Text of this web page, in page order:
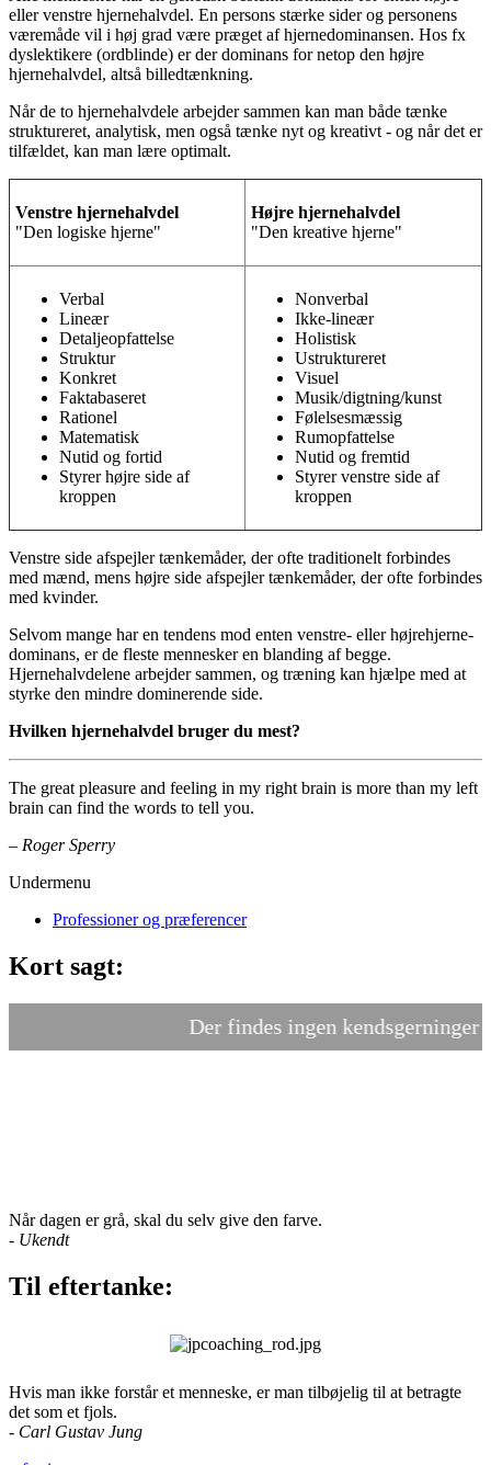
eller venstre hjernehalvdel. En persons stærke sider og personens
væremåde vil i høj grad være præget af hjernedominansen. Hos fx
dyslektikere (ordblinde) er der dominans for netop den højre
hjernehalvdel, altså billedtænkning.
Når de to hjernehalvdele arbejder sammen kan man både tænke
struktureret, analytisk, men også tænke nyt og kreativt - og når det er
tilfældet, kan man lære optimalt.
Venstre hjernehalvdel
"Den logiske hjerne"
Højre hjernehalvdel
"Den kreative hjerne"
Verbal
Lineær
Detaljeopfattelse
Struktur
Konkret
Faktabaseret
Rationel
Matematisk
Nutid og fortid
Styrer højre side af
kroppen
Nonverbal
Ikke-lineær
Holistisk
Ustruktureret
Visuel
Musik/digtning/kunst
Følelsesmæssig
Rumopfattelse
Nutid og fremtid
Styrer venstre side af
kroppen
Venstre side afspejler tænkemåder, der ofte traditionelt forbindes
med mænd, mens højre side afspejler tænkemåder, der ofte forbindes
med kvinder.
Selvom mange har en tendens mod enten venstre- eller højrehjerne-
dominans, er de fleste mennesker en blanding af begge.
Hjernehalvdelene arbejder sammen, og træning kan hjælpe med at
styrke den mindre dominerende side.
Hvilken hjernehalvdel bruger du mest?
The great pleasure and feeling in my right brain is more than my left
brain can find the words to tell you.
– Roger Sperry
Undermenu
Professioner og præferencer
Kort sagt:
Der findes ingen kendsgerninger
Når dagen er grå, skal du selv give den farve.
- Ukendt
Til eftertanke:
Hvis man ikke forstår et menneske, er man tilbøjelig til at betragte
det som et fjols.
- Carl Gustav Jung